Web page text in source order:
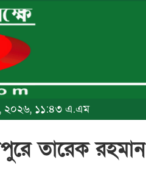
৭, ২০২৬, ১১:৪৩ এ.এম
তারেক রহমান